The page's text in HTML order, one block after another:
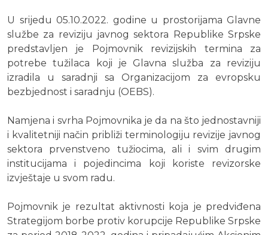
U srijedu 05.10.2022. godine u prostorijama Glavne
službe za reviziju javnog sektora Republike Srpske
predstavljen je Pojmovnik revizijskih termina za
potrebe tužilaca koji je Glavna služba za reviziju
izradila u saradnji sa Organizacijom za evropsku
bezbjednost i saradnju (OEBS).
Namjena i svrha Pojmovnika je da na što jednostavniji
i kvalitetniji način približi terminologiju revizije javnog
sektora prvenstveno tužiocima, ali i svim drugim
institucijama i pojedincima koji koriste revizorske
izvještaje u svom radu.
Pojmovnik je rezultat aktivnosti koja je predviđena
Strategijom borbe protiv korupcije Republike Srpske